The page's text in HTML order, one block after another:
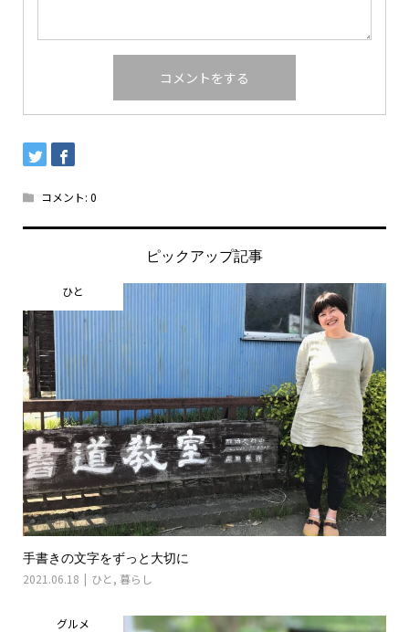
コメント: 0
ピックアップ記事
ひと
手書きの文字をずっと大切に
2021.06.18 ひと , 暮らし
グルメ